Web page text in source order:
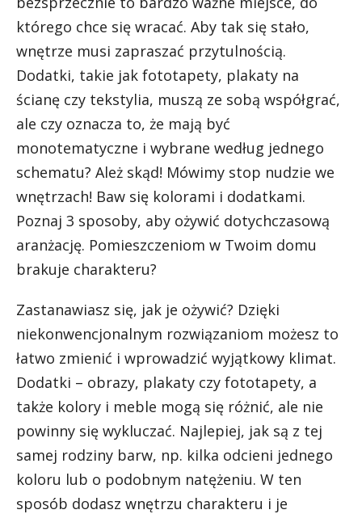
którego chce się wracać. Aby tak się stało,
wnętrze musi zapraszać przytulnością.
Dodatki, takie jak fototapety, plakaty na
ścianę czy tekstylia, muszą ze sobą współgrać,
ale czy oznacza to, że mają być
monotematyczne i wybrane według jednego
schematu? Ależ skąd! Mówimy stop nudzie we
wnętrzach! Baw się kolorami i dodatkami.
Poznaj 3 sposoby, aby ożywić dotychczasową
aranżację. Pomieszczeniom w Twoim domu
brakuje charakteru?
Zastanawiasz się, jak je ożywić? Dzięki
niekonwencjonalnym rozwiązaniom możesz to
łatwo zmienić i wprowadzić wyjątkowy klimat.
Dodatki – obrazy, plakaty czy fototapety, a
także kolory i meble mogą się różnić, ale nie
powinny się wykluczać. Najlepiej, jak są z tej
samej rodziny barw, np. kilka odcieni jednego
koloru lub o podobnym natężeniu. W ten
sposób dodasz wnętrzu charakteru i je